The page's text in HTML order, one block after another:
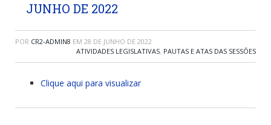
JUNHO DE 2022
POR CR2-ADMIN8 EM 28 DE JUNHO DE 2022
ATIVIDADES LEGISLATIVAS, PAUTAS E ATAS DAS SESSÕES
Clique aqui para visualizar